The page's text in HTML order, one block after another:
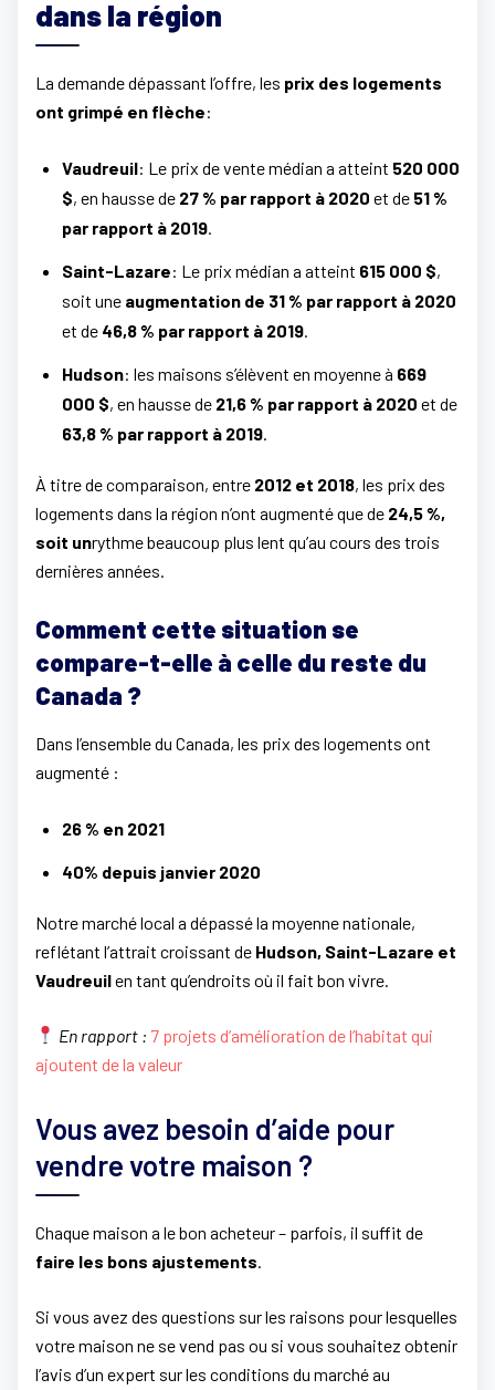
dans la région
La demande dépassant l’offre, les prix des logements
ont grimpé en flèche:
Vaudreuil: Le prix de vente médian a atteint 520 000
$, en hausse de 27 % par rapport à 2020 et de 51 %
par rapport à 2019
Saint-Lazare: Le prix médian a atteint 615 000 $,
soit une augmentation de 31 % par rapport à 2020
et de 46,8 % par rapport à 2019
Hudson: les maisons s’élèvent en moyenne à 669
000 $, en hausse de 21,6 % par rapport à 2020 et de
63,8 % par rapport à 2019
À titre de comparaison, entre 2012 et 2018, les prix des
logements dans la région n’ont augmenté que de 24,5 %,
soit unrythme beaucoup plus lent qu’au cours des trois
dernières années.
Comment cette situation se
compare-t-elle à celle du reste du
Canada ?
Dans l’ensemble du Canada, les prix des logements ont
augmenté :
26 % en 2021
40% depuis janvier 2020
Notre marché local a dépassé la moyenne nationale,
reflétant l’attrait croissant de Hudson, Saint-Lazare et
Vaudreuilen tant qu’endroits où il fait bon vivre.
En rapport : 7 projets d’amélioration de l’habitat qui
ajoutent de la valeur
Vous avez besoin d’aide pour
vendre votre maison ?
Chaque maison a le bon acheteur – parfois, il suffit de
faire les bons ajustements
Si vous avez des questions sur les raisons pour lesquelles
votre maison ne se vend pas ou si vous souhaitez obtenir
l’avis d’un expert sur les conditions du marché au